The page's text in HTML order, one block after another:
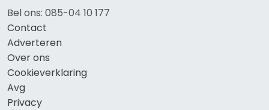
Bel ons: 085-04 10 177
Contact
Adverteren
Over ons
Cookieverklaring
Avg
Privacy